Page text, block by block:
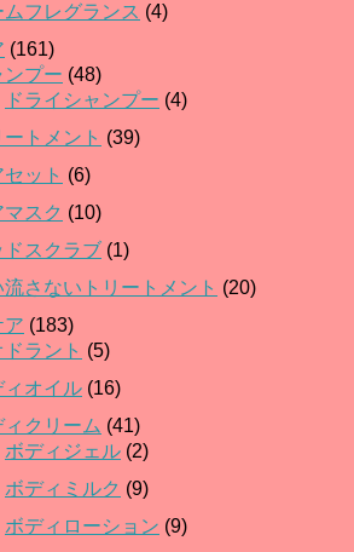
ムフレグランス (4)
(161)
ンプー (48)
ドライシャンプー (4)
ートメント (39)
ット (6)
スク (10)
ドスクラブ (1)
流さないトリートメント (20)
ア (183)
ドラント (5)
ィオイル (16)
ィクリーム (41)
ボディジェル (2)
ボディミルク (9)
ボディローション (9)